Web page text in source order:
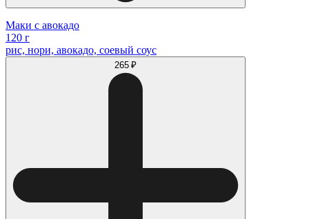
Маки с авокадо
120 г
рис, нори, авокадо, соевый соус
265 ₽